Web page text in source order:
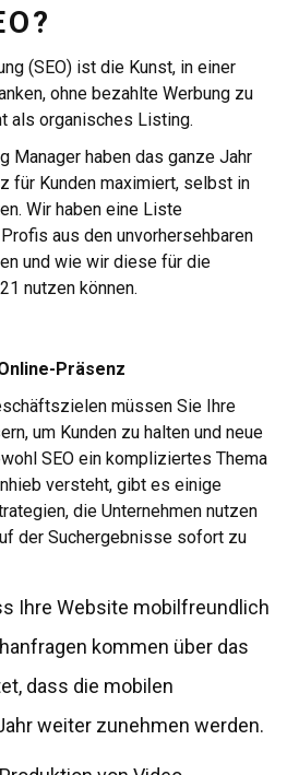
(SEO) ist die Kunst, in einer
ohne bezahlte Werbung zu
als organisches Listing.
Manager haben das ganze Jahr
für Kunden maximiert, selbst in
Wir haben eine Liste
aus den unvorhersehbaren
und wie wir diese für die
nutzen können.
Präsenz
müssen Sie Ihre
um Kunden zu halten und neue
SEO ein kompliziertes Thema
versteht, gibt es einige
die Unternehmen nutzen
der Suchergebnisse sofort zu
Ihre Website mobilfreundlich
kommen über das
dass die mobilen
weiter zunehmen werden.